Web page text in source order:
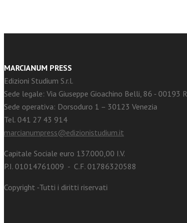
MARCIANUM PRESS
Edizioni Studium S.r.l.
Sede legale: Via Giuseppe Gioachino Belli, 86 - 00193
Sede operativa: Dorsoduro 1 – 30123 Venezia
Tel. 041 27 43 914
marcianumpress@edizionistudium.it
Capitale Sociale euro 137.000,00 I.V.
P.I. 01014761009 - C.F. 01786320588
Copyright -Tutti i diritti riservati